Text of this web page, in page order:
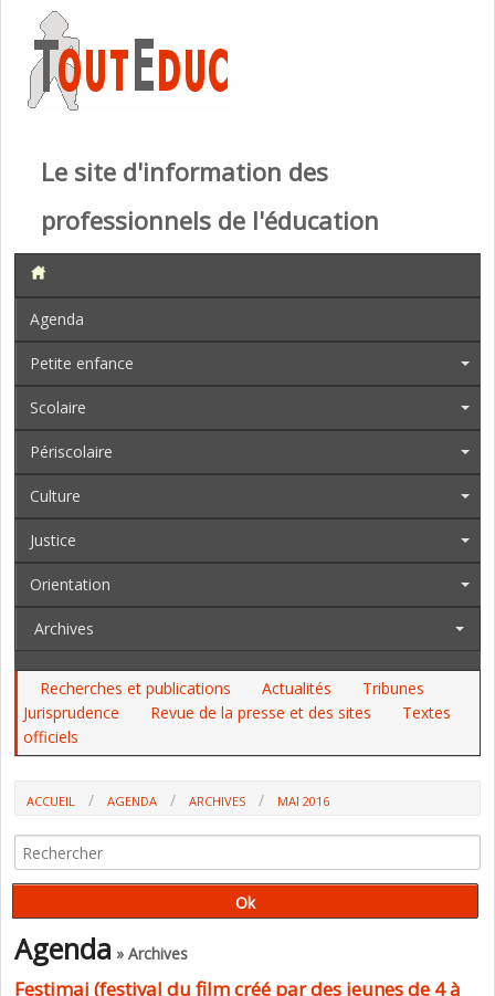
Le site d'information des
professionnels de l'éducation
Agenda
Petite enfance
Scolaire
Périscolaire
Culture
Justice
Orientation
Archives
Recherches et publications Actualités
Tribunes
Jurisprudence
Revue de la presse et des sites
Textes
officiels
ACCUEIL AGENDA ARCHIVES MAI 2016
Agenda » Archives
Festimaj (festival du film créé par des jeunes de 4 à